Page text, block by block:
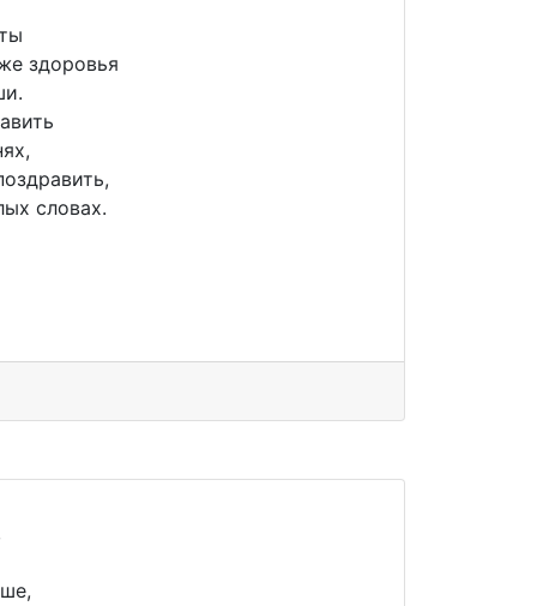
здоровья
словах.